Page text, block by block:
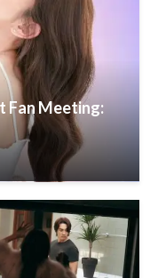
Fan Meeting: